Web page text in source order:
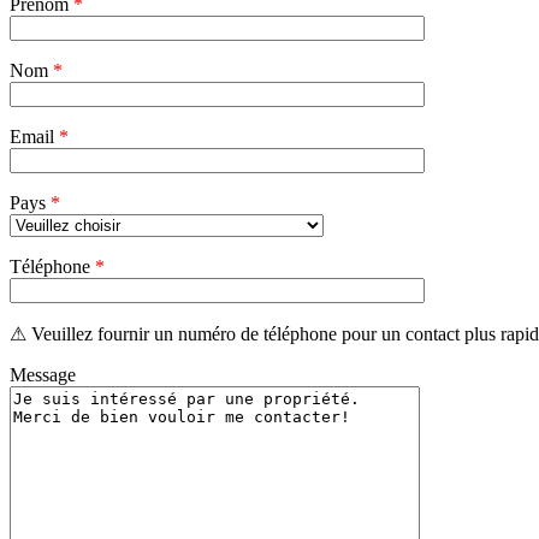
laisser
vide.
Nom *
Email *
Pays *
Téléphone *
⚠ Veuillez fournir un numéro de téléphone pour un contact plus
Message